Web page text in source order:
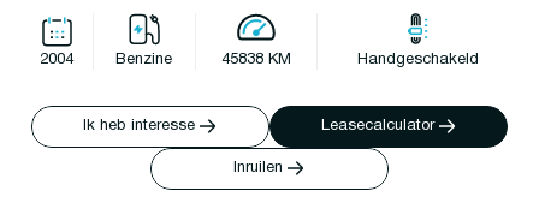
2004 Benzine 45838 KM Handgeschakeld
Ik heb interesse Leasecalculator
Inruilen